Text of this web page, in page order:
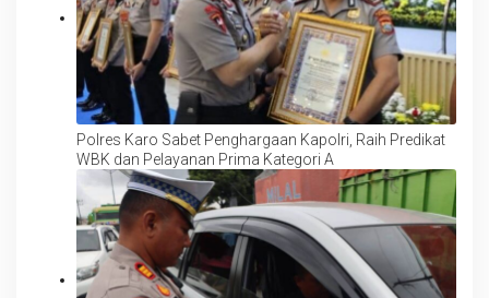
Polres Karo Sabet Penghargaan Kapolri, Raih Predikat
WBK dan Pelayanan Prima Kategori A